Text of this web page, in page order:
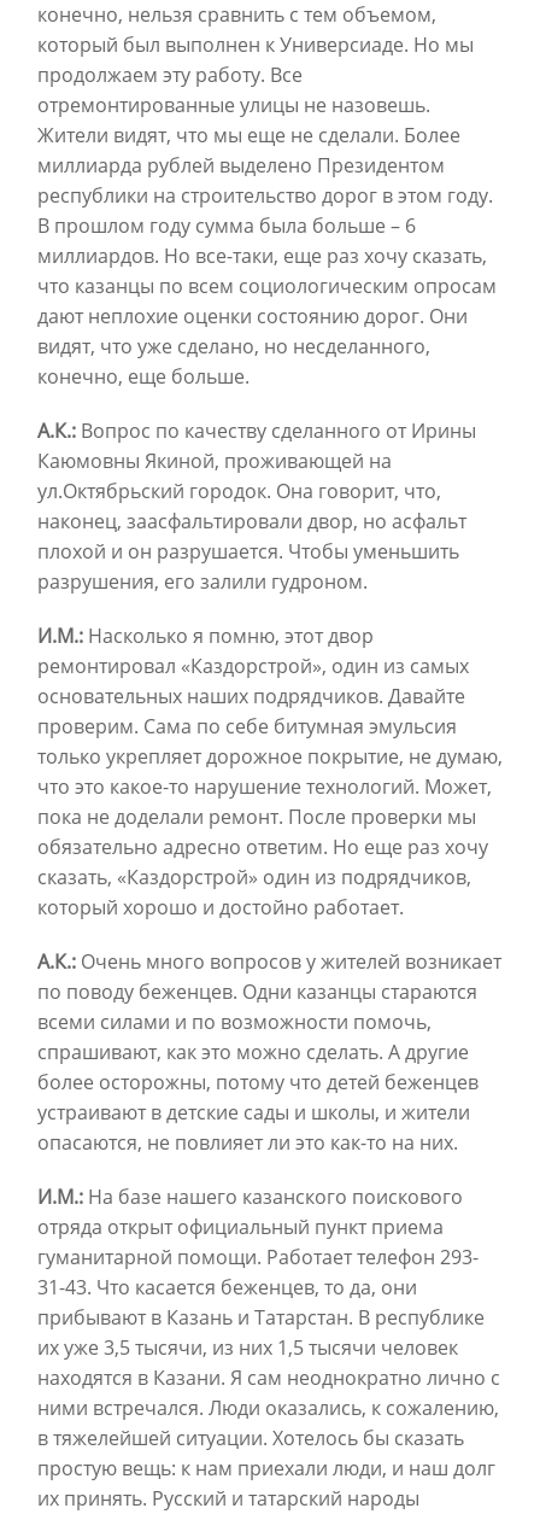
конечно, нельзя сравнить с тем объемом,
который был выполнен к Универсиаде. Но мы
продолжаем эту работу. Все
отремонтированные улицы не назовешь.
Жители видят, что мы еще не сделали. Более
миллиарда рублей выделено Президентом
республики на строительство дорог в этом году.
В прошлом году сумма была больше – 6
миллиардов. Но все-таки, еще раз хочу сказать,
что казанцы по всем социологическим опросам
дают неплохие оценки состоянию дорог. Они
видят, что уже сделано, но несделанного,
конечно, еще больше.
А.К.: Вопрос по качеству сделанного от Ирины
Каюмовны Якиной, проживающей на
ул.Октябрьский городок. Она говорит, что,
наконец, заасфальтировали двор, но асфальт
плохой и он разрушается. Чтобы уменьшить
разрушения, его залили гудроном.
И.М.: Насколько я помню, этот двор
ремонтировал «Каздорстрой», один из самых
основательных наших подрядчиков. Давайте
проверим. Сама по себе битумная эмульсия
только укрепляет дорожное покрытие, не думаю,
что это какое-то нарушение технологий. Может,
пока не доделали ремонт. После проверки мы
обязательно адресно ответим. Но еще раз хочу
сказать, «Каздорстрой» один из подрядчиков,
который хорошо и достойно работает.
А.К.: Очень много вопросов у жителей возникает
по поводу беженцев. Одни казанцы стараются
всеми силами и по возможности помочь,
спрашивают, как это можно сделать. А другие
более осторожны, потому что детей беженцев
устраивают в детские сады и школы, и жители
опасаются, не повлияет ли это как-то на них.
И.М.: На базе нашего казанского поискового
отряда открыт официальный пункт приема
гуманитарной помощи. Работает телефон 293-
31-43. Что касается беженцев, то да, они
прибывают в Казань и Татарстан. В республике
их уже 3,5 тысячи, из них 1,5 тысячи человек
находятся в Казани. Я сам неоднократно лично с
ними встречался. Люди оказались, к сожалению,
в тяжелейшей ситуации. Хотелось бы сказать
простую вещь: к нам приехали люди, и наш долг
их принять. Русский и татарский народы